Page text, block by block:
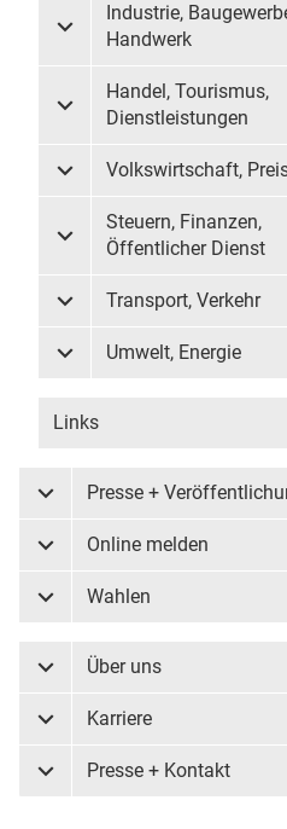
Untermenü Industrie,
Industrie,
Handwerk
Untermenü Handel,
Handel, Tourismus,
Dienstleistungen
Untermenü
Volkswirtschaft,
Untermenü Steuern,
Steuern, Finanzen,
Öffentlicher Dienst
Untermenü Transport,
Transport, Verkehr
Untermenü Umwelt, Energie
Umwelt, Energie
Links
Untermenü Presse +
Presse +
Untermenü Online melden
Online melden
Untermenü Wahlen
Wahlen
Untermenü Über uns
Über uns
Untermenü Karriere
Karriere
Untermenü Presse + Kontakt
Presse + Kontakt